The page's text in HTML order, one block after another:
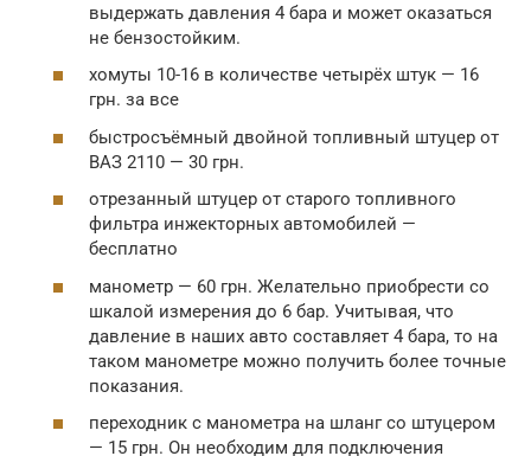
выдержать давления 4 бара и может оказаться
не бензостойким.
хомуты 10-16 в количестве четырёх штук — 16
грн. за все
быстросъёмный двойной топливный штуцер от
ВАЗ 2110 — 30 грн.
отрезанный штуцер от старого топливного
фильтра инжекторных автомобилей —
бесплатно
манометр — 60 грн. Желательно приобрести со
шкалой измерения до 6 бар. Учитывая, что
давление в наших авто составляет 4 бара, то на
таком манометре можно получить более точные
показания.
переходник с манометра на шланг со штуцером
— 15 грн. Он необходим для подключения